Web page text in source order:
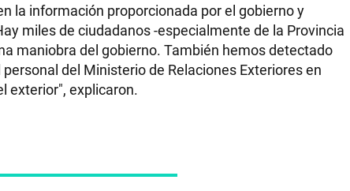
la información proporcionada por el gobierno y
miles de ciudadanos -especialmente de la Provincia
maniobra del gobierno. También hemos detectado
del Ministerio de Relaciones Exteriores en
exterior", explicaron.
Seguinos